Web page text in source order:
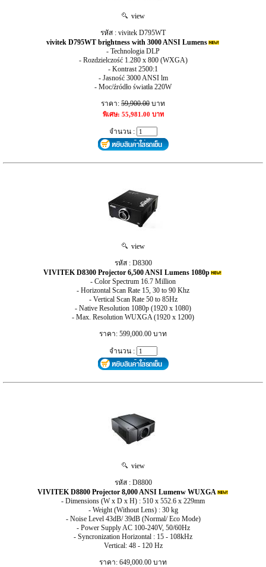
view
รหัส : vivitek D795WT
vivitek D795WT brightness with 3000 ANSI Lumens
- Technologia DLP
- Rozdzielczość 1.280 x 800 (WXGA)
- Kontrast 2500:1
- Jasność 3000 ANSI lm
- Moc/źródło światła 220W
ราคา: 59,900.00 บาท
พิเศษ: 55,981.00 บาท
จำนวน :
view
รหัส : D8300
VIVITEK D8300 Projector 6,500 ANSI Lumens 1080p
- Color Spectrum 16.7 Million
- Horizontal Scan Rate 15, 30 to 90 Khz
- Vertical Scan Rate 50 to 85Hz
- Native Resolution 1080p (1920 x 1080)
- Max. Resolution WUXGA (1920 x 1200)
ราคา: 599,000.00 บาท
จำนวน :
view
รหัส : D8800
VIVITEK D8800 Projector 8,000 ANSI Lumenw WUXGA
- Dimensions (W x D x H) : 510 x 552.6 x 229mm
- Weight (Without Lens) : 30 kg
- Noise Level 43dB/ 39dB (Normal/ Eco Mode)
- Power Supply AC 100-240V, 50/60Hz
- Syncronization Horizontal : 15 - 108kHz
Vertical: 48 - 120 Hz
ราคา: 649,000.00 บาท